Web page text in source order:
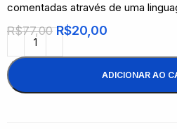
comentadas através de uma
R$77,00 R$20,00
ADICIONAR AO